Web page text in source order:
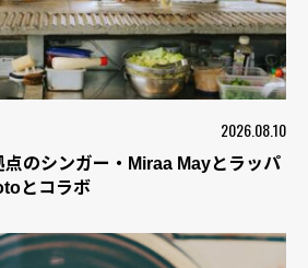
2026.08.10
のシンガー・Miraa Mayとラッパ
とコラボ